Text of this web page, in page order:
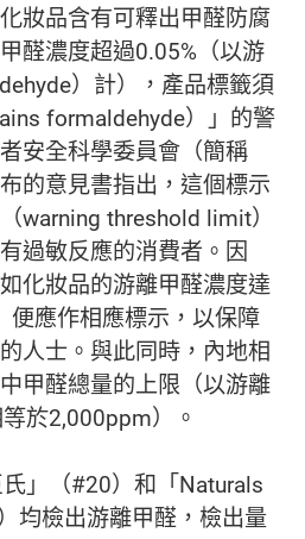
妝品含有可釋出甲醛防腐
醛濃度超過0.05%（以游
）計），產品標籤須
formaldehyde）」的警
安全科學委員會（簡稱
的意見書指出，這個標示
warning threshold limit）
過敏反應的消費者。因
化妝品的游離甲醛濃度達
便應作相應標示，以保障
人士。與此同時，內地相
甲醛總量的上限（以游離
於2,000ppm）。
」（#20）和「Naturals
均檢出游離甲醛，檢出量